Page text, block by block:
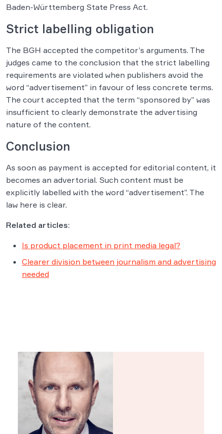
Baden-Württemberg State Press Act.
Strict labelling obligation
The BGH accepted the competitor’s arguments. The
judges came to the conclusion that the strict labelling
requirements are violated when publishers avoid the
word “advertisement” in favour of less concrete terms.
The court accepted that the term “sponsored by” was
insufficient to clearly demonstrate the advertising
nature of the content.
Conclusion
As soon as payment is accepted for editorial content, it
becomes an advertorial. Such content must be
explicitly labelled with the word “advertisement”. The
law here is clear.
Related articles:
Is product placement in print media legal?
Clearer division between journalism and advertising
needed